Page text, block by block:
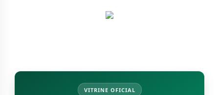
VITRINE OFICIAL